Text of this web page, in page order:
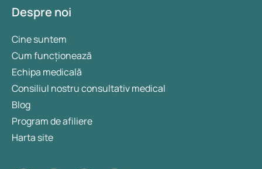
Despre noi
Cine suntem
Cum funcționează
Echipa medicală
Consiliul nostru consultativ medical
Blog
Program de afiliere
Harta site